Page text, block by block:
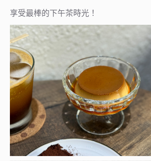
享受最棒的下午茶時光！